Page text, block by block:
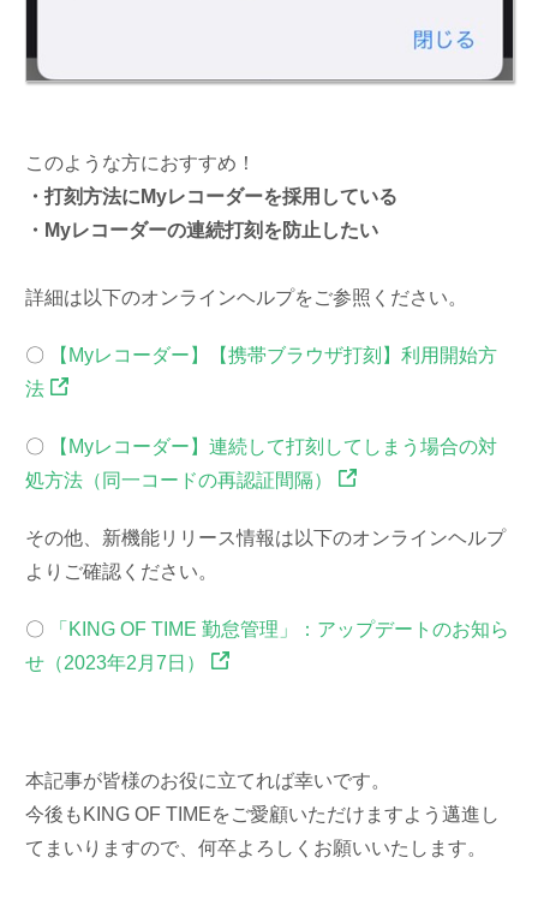
このような方におすすめ！
・打刻方法にMyレコーダーを採用している
・Myレコーダーの連続打刻を防止したい
詳細は以下のオンラインヘルプをご参照ください。
〇
【Myレコーダー】【携帯ブラウザ打刻】利用開始方
法
〇
【Myレコーダー】連続して打刻してしまう場合の対
処方法（同一コードの再認証間隔）
その他、新機能リリース情報は以下のオンラインヘルプ
よりご確認ください。
〇
「KING OF TIME 勤怠管理」：アップデートのお知ら
せ（2023年2月7日）
本記事が皆様のお役に立てれば幸いです。
今後もKING OF TIMEをご愛顧いただけますよう邁進し
てまいりますので、何卒よろしくお願いいたします。